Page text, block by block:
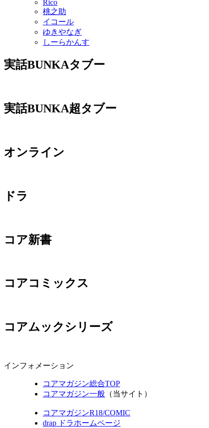
Rico
桃之助
イコール
ゆきやなぎ
しーらかんす
実話BUNKAタブー
実話BUNKA超タブー
オンライン
ドラ
コア新書
コアコミックス
コアムックシリーズ
インフォメーション
コアマガジン総合TOP
コアマガジン一般 （当サイト）
コアマガジンR18/COMIC
drap ドラホームページ